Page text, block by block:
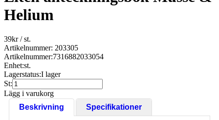
Helium
39kr/ st.
Artikelnummer: 203305
Artikelnummer:7316882033054
Enhet:st.
Lagerstatus:I lager
St:
Lägg i varukorg
Beskrivning
Specifikationer